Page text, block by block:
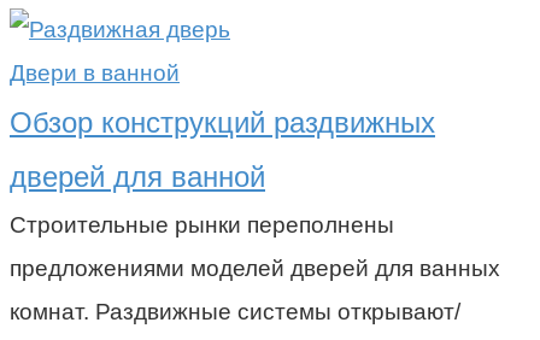
Двери в ванной
Обзор конструкций раздвижных
дверей для ванной
Строительные рынки переполнены
предложениями моделей дверей для ванных
комнат. Раздвижные системы открывают/